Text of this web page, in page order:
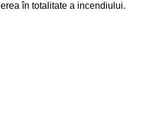
în totalitate a incendiului.